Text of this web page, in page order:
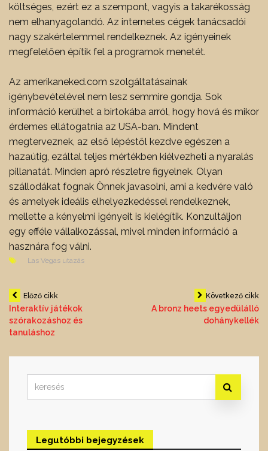
költséges, ezért ez a szempont, vagyis a takarékosság
nem elhanyagolandó. Az internetes cégek tanácsadói
nagy szakértelemmel rendelkeznek. Az igényeinek
megfelelően építik fel a programok menetét.
Az amerikaneked.com szolgáltatásainak
igénybevételével nem lesz semmire gondja. Sok
információ kerülhet a birtokába arról, hogy hová és mikor
érdemes ellátogatnia az USA-ban. Mindent
megterveznek, az első lépéstől kezdve egészen a
hazaútig, ezáltal teljes mértékben kiélvezheti a nyaralás
pillanatát. Minden apró részletre figyelnek. Olyan
szállodákat fognak Önnek javasolni, ami a kedvére való
és amelyek ideális elhelyezkedéssel rendelkeznek,
mellette a kényelmi igényeit is kielégítik. Konzultáljon
egy efféle vállalkozással, mivel minden információ a
hasznára fog válni.
Las Vegas utazás
Bejegyzés
navigáció
Előző cikk
Interaktív játékok
szórakozáshoz és
tanuláshoz
Következő cikk
A bronz heets egyedülálló
dohánykellék
for:
Legutóbbi bejegyzések